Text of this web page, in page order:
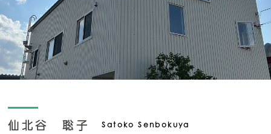
仙北谷 聡子 Satoko Senbokuya